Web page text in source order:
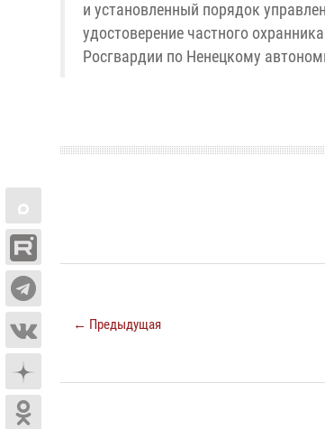
и установленный порядок
удостоверение частного
Росгвардии по Ненецкому
← Предыдущая